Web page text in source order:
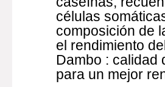
células
composición de
el rendimiento
Dambo : calidad
para un mejor